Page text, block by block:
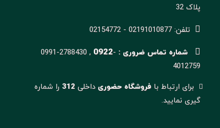
پلاک 32
تلفن: 02191010877 - 02154772
شماره تماس ضروری : 0991-2788430 , 0922-
4012759
برای ارتباط با فروشگاه حضوریداخلی 312 را شماره
گیری نمایید.